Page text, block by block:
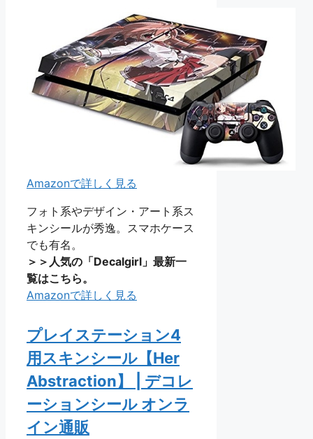
Amazonで詳しく見る
フォト系やデザイン・アート系ス
キンシールが秀逸。スマホケース
でも有名。
＞＞人気の「Decalgirl」最新一
覧はこちら。
Amazonで詳しく見る
プレイステーション4
用スキンシール【Her
Abstraction】 | デコレ
ーションシール オンラ
イン通販